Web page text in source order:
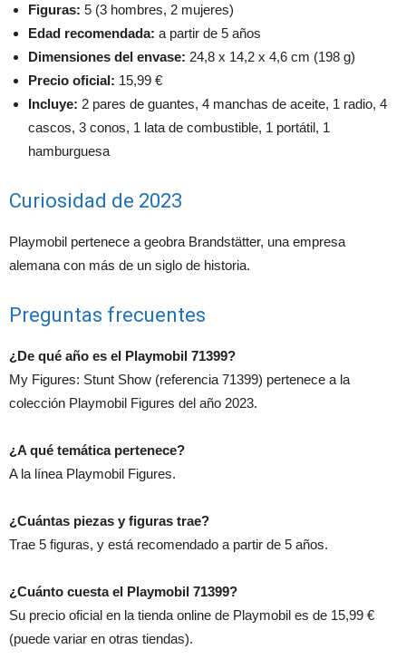
Figuras: 5 (3 hombres, 2 mujeres)
Edad recomendada: a partir de 5 años
Dimensiones del envase: 24,8 x 14,2 x 4,6 cm (198 g)
Precio oficial: 15,99 €
Incluye: 2 pares de guantes, 4 manchas de aceite, 1 radio, 4
cascos, 3 conos, 1 lata de combustible, 1 portátil, 1
hamburguesa
Curiosidad de 2023
Playmobil pertenece a geobra Brandstätter, una empresa
alemana con más de un siglo de historia.
Preguntas frecuentes
¿De qué año es el Playmobil 71399?
My Figures: Stunt Show (referencia 71399) pertenece a la
colección Playmobil Figures del año 2023.
¿A qué temática pertenece?
A la línea Playmobil Figures.
¿Cuántas piezas y figuras trae?
Trae 5 figuras, y está recomendado a partir de 5 años.
¿Cuánto cuesta el Playmobil 71399?
Su precio oficial en la tienda online de Playmobil es de 15,99 €
(puede variar en otras tiendas).